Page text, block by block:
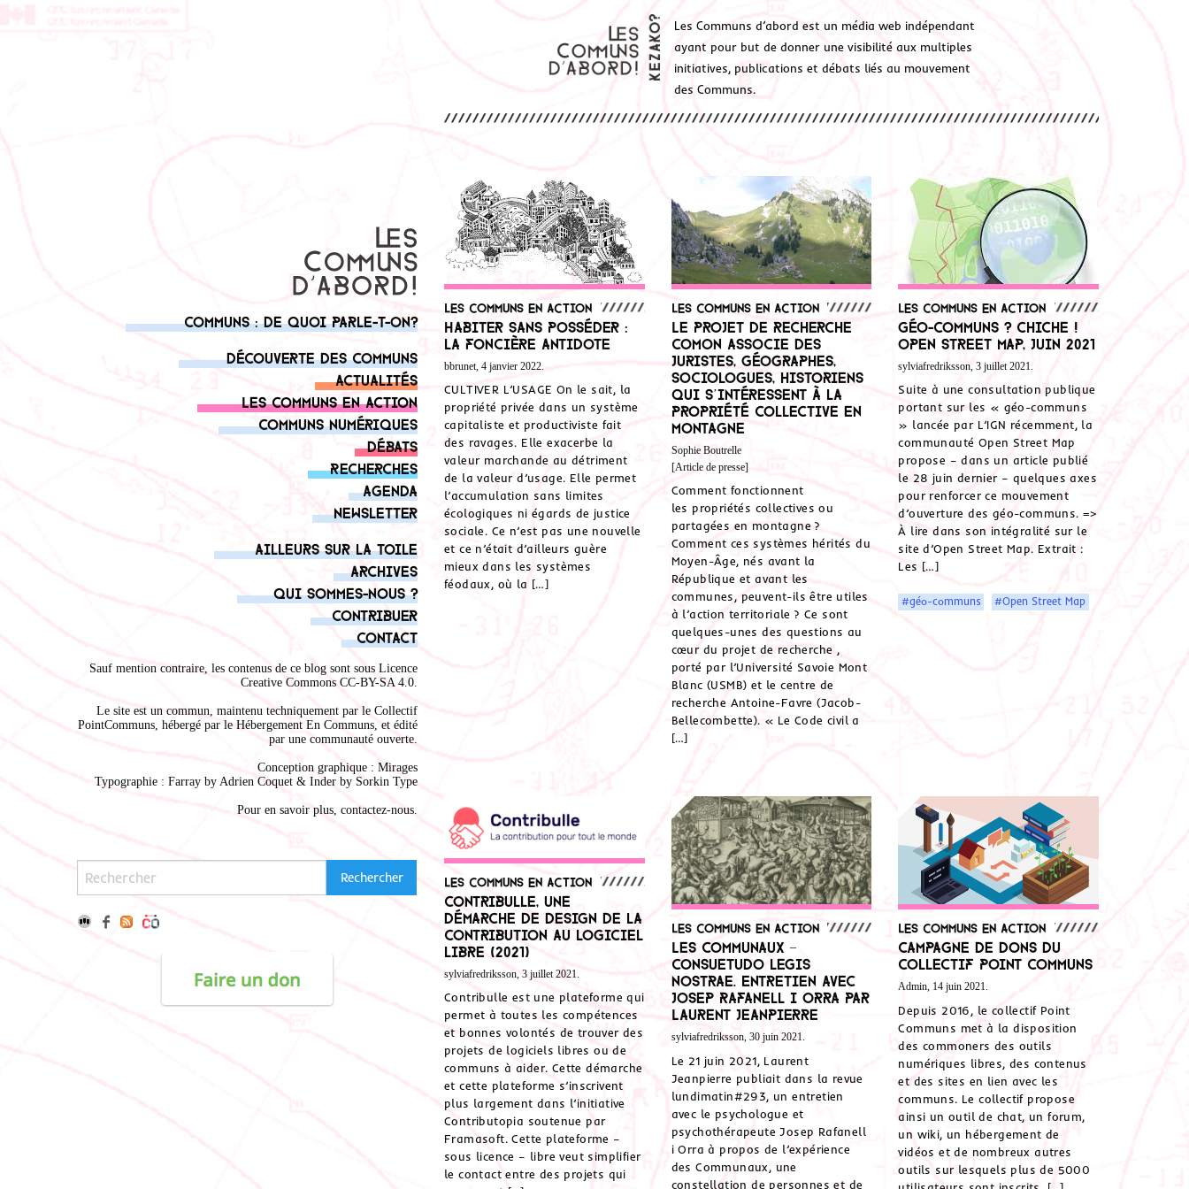
Les Communs d’abord est un média web indépendant
ayant pour but de donner une visibilité aux multiples
initiatives, publications et débats liés au mouvement
des Communs.
Communs : de quoi parle-t-on?
Découverte des communs
Actualités
Les communs en action
Communs numériques
Débats
Recherches
Agenda
Newsletter
Ailleurs sur la toile
Archives
Qui sommes-nous ?
Contribuer
Contact
Sauf mention contraire, les contenus de ce blog sont sous Licence
Creative Commons CC-BY-SA 4.0.
Le site est un commun, maintenu techniquement par le Collectif
PointCommuns, hébergé par le Hébergement En Communs, et édité
par une communauté ouverte.
Conception graphique : Mirages
Typographie : Farray by Adrien Coquet & Inder by Sorkin Type
Pour en savoir plus, contactez-nous.
Les communs en action
Habiter sans posséder :
la Foncière Antidote
bbrunet, 4 janvier 2022.
CULTIVER L’USAGE On le sait, la
propriété privée dans un système
capitaliste et productiviste fait
des ravages. Elle exacerbe la
valeur marchande au détriment
de la valeur d’usage. Elle permet
l’accumulation sans limites
écologiques ni égards de justice
sociale. Ce n’est pas une nouvelle
et ce n’était d’ailleurs guère
mieux dans les systèmes
féodaux, où la […]
Les communs en action
Le projet de recherche
Comon associe des
juristes, géographes,
sociologues, historiens
qui s’intéressent à la
propriété collective en
montagne
Sophie Boutrelle
[Article de presse]
Comment fonctionnent
les propriétés collectives ou
partagées en montagne ?
Comment ces systèmes hérités du
Moyen-Âge, nés avant la
République et avant les
communes, peuvent-ils être utiles
à l’action territoriale ? Ce sont
quelques-unes des questions au
cœur du projet de recherche ,
porté par l’Université Savoie Mont
Blanc (USMB) et le centre de
recherche Antoine-Favre (Jacob-
Bellecombette). « Le Code civil a
[…]
Les communs en action
Géo-communs ? Chiche !
Open Street Map, juin 2021
sylviafredriksson, 3 juillet 2021.
Suite à une consultation publique
portant sur les « géo-communs
» lancée par L’IGN récemment, la
communauté Open Street Map
propose – dans un article publié
le 28 juin dernier – quelques axes
pour renforcer ce mouvement
d’ouverture des géo-communs. =>
À lire dans son intégralité sur le
site d’Open Street Map. Extrait :
Les […]
#géo-communs #Open Street Map
Les communs en action
Contribulle, une
démarche de design de la
contribution au logiciel
libre (2021)
sylviafredriksson, 3 juillet 2021.
Contribulle est une plateforme qui
permet à toutes les compétences
et bonnes volontés de trouver des
projets de logiciels libres ou de
communs à aider. Cette démarche
et cette plateforme s’inscrivent
plus largement dans l’initiative
Contributopia soutenue par
Framasoft. Cette plateforme –
sous licence – libre veut simplifier
le contact entre des projets qui
Les communs en action
Les Communaux –
Consuetudo legis
nostrae. Entretien avec
Josep Rafanell i Orra par
Laurent Jeanpierre
sylviafredriksson, 30 juin 2021.
Le 21 juin 2021, Laurent
Jeanpierre publiait dans la revue
lundimatin#293, un entretien
avec le psychologue et
psychothérapeute Josep Rafanell
i Orra à propos de l’expérience
des Communaux, une
constellation de personnes et de
Les communs en action
Campagne de dons du
Collectif Point Communs
Admin, 14 juin 2021.
Depuis 2016, le collectif Point
Communs met à la disposition
des commoners des outils
numériques libres, des contenus
et des sites en lien avec les
communs. Le collectif propose
ainsi un outil de chat, un forum,
un wiki, un hébergement de
vidéos et de nombreux autres
outils sur lesquels plus de 5000